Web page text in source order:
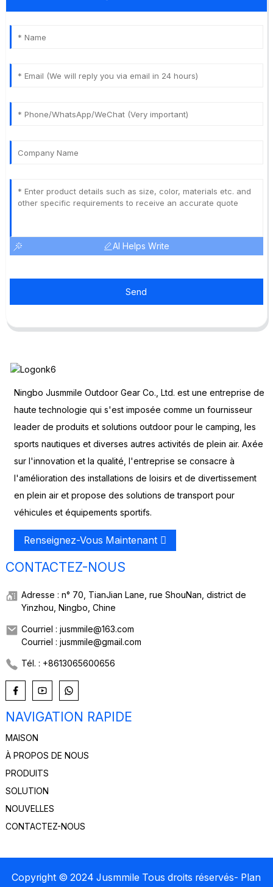
AI Helps Write
Send
Ningbo Jusmmile Outdoor Gear Co., Ltd. est une entreprise de
haute technologie qui s'est imposée comme un fournisseur
leader de produits et solutions outdoor pour le camping, les
sports nautiques et diverses autres activités de plein air. Axée
sur l'innovation et la qualité, l'entreprise se consacre à
l'amélioration des installations de loisirs et de divertissement
en plein air et propose des solutions de transport pour
véhicules et équipements sportifs.
Renseignez-Vous Maintenant
CONTACTEZ-NOUS
Adresse : n° 70, TianJian Lane, rue ShouNan, district de
Yinzhou, Ningbo, Chine
Courriel : jusmmile@163.com
Courriel : jusmmile@gmail.com
Tél. : +8613065600656
NAVIGATION RAPIDE
MAISON
À PROPOS DE NOUS
PRODUITS
SOLUTION
NOUVELLES
CONTACTEZ-NOUS
Copyright © 2024 Jusmmile Tous droits réservés- Plan